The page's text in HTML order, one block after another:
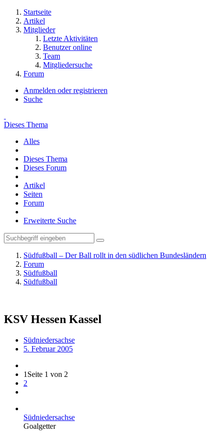
Startseite
Artikel
Mitglieder
Letzte Aktivitäten
Benutzer online
Team
Mitgliedersuche
Forum
Anmelden oder registrieren
Suche
Dieses Thema
Alles
Dieses Thema
Dieses Forum
Artikel
Seiten
Forum
Erweiterte Suche
Südfußball – Der Ball rollt in den südlichen Bundesländern
Forum
Südfußball
Südfußball
KSV Hessen Kassel
Südniedersachse
5. Februar 2005
1 Seite 1 von 2
2
Südniedersachse
Goalgetter